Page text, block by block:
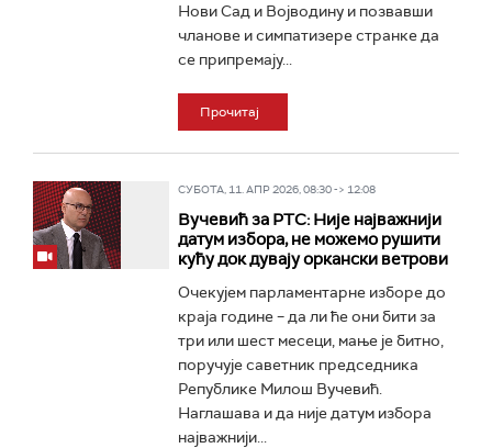
Нови Сад и Војводину и позвавши
чланове и симпатизере странке да
се припремају...
Прочитај
СУБОТА, 11. АПР 2026, 08:30 -> 12:08
Вучевић за РТС: Није најважнији
датум избора, не можемо рушити
кућу док дувају оркански ветрови
Очекујем парламентарне изборе до
краја године – да ли ће они бити за
три или шест месеци, мање је битно,
поручује саветник председника
Републике Милош Вучевић.
Наглашава и да није датум избора
најважнији...